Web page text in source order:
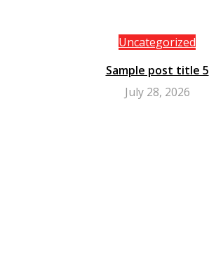
Uncategorized
Sample post title 5
July 28, 2026